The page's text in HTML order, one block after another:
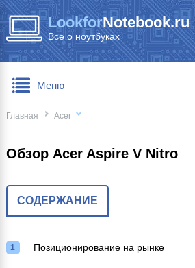
LookforNotebook.ru
Все о ноутбуках
Главная Acer
Обзор Acer Aspire V Nitro
СОДЕРЖАНИЕ
Позиционирование на рынке
Меню